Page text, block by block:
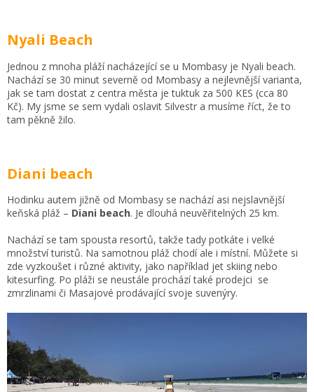
Nyali Beach
Jednou z mnoha pláží nacházející se u Mombasy je Nyali beach.
Nachází se 30 minut severně od Mombasy a nejlevnější varianta,
jak se tam dostat z centra města je tuktuk za 500 KES (cca 80
Kč). My jsme se sem vydali oslavit Silvestr a musíme říct, že to
tam pěkně žilo.
Diani beach
Hodinku autem jižně od Mombasy se nachází asi nejslavnější
keňská pláž – Diani beach. Je dlouhá neuvěřitelných 25 km.
Nachází se tam spousta resortů, takže tady potkáte i velké
množství turistů. Na samotnou pláž chodí ale i místní. Můžete si
zde vyzkoušet i různé aktivity, jako například jet skiing nebo
kitesurfing. Po pláži se neustále prochází také prodejci se
zmrzlinami či Masajové prodávající svoje suvenýry.